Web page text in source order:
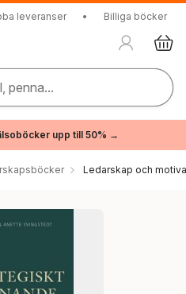
leveranser • Billiga böcker
penna...
upp till 50% →
Ledarskap och